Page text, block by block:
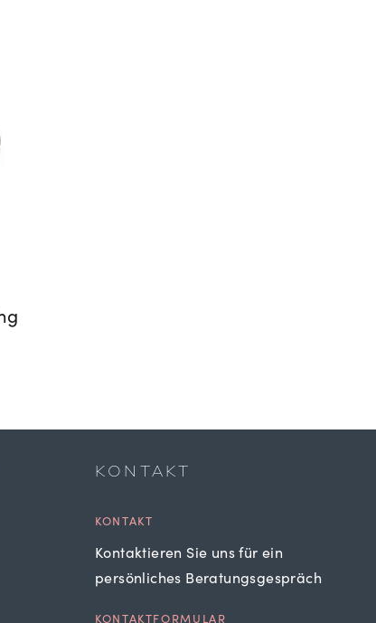
KONTAKT
KONTAKT
Kontaktieren Sie uns für ein
persönliches Beratungsgespräch
KONTAKTFORMULAR